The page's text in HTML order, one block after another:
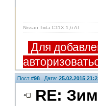
Nissan Tiida C11X 1,6 AT
Для
Пост #98 Дата: 25.02.2015
RE: